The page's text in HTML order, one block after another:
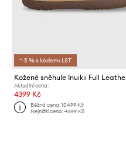
*-5 % s kódem: LST
Kožené sněhule Inuikii Full
Aktuální cena:
4399 Kč
Běžná cena:10499 Kč
Nejnižší cena:4699 Kč